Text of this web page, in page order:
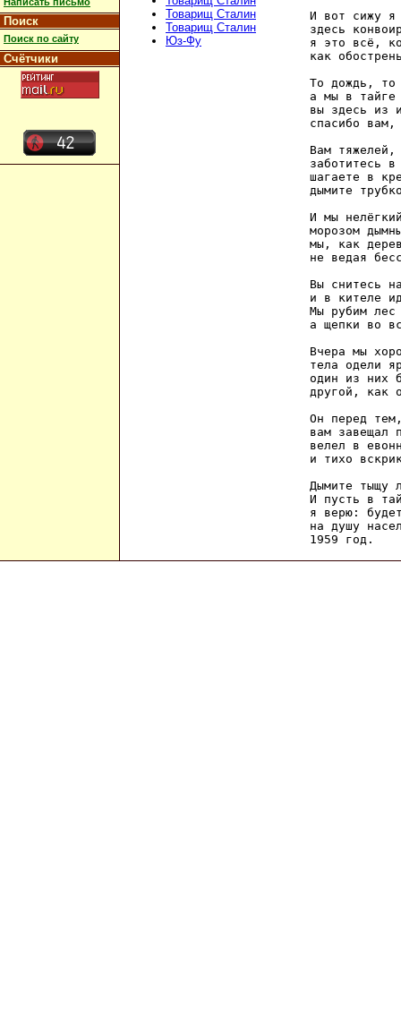
Поиск
Поиск по сайту
Счётчики
Товарищ Сталин
Товарищ Сталин
Юз-Фу
И вот сижу я
здесь
я это всё,
как
То дождь, то
а мы в
вы здесь из
спасибо
Вам
заботитесь
шагаете в
дымите
И мы
морозом
мы, как
не ведая
Вы снитесь
и в кителе
Мы рубим
а щепки во
Вчера мы
тела одели
один из них
другой, как
Он перед
вам завещал
велел в
и тихо
Дымите тыщу
И пусть в
я верю:
на душу